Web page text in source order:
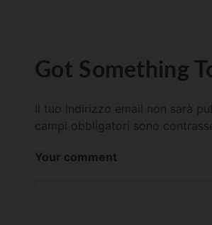
Got Something
Il tuo indirizzo email non sarà
campi obbligatori sono
Your comment